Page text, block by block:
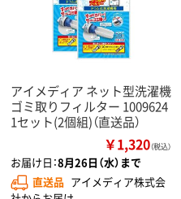
アイメディア ネット型洗濯機
ゴミ取りフィルター 1009624
1セット(2個組)（直送品）
￥1,320（税込）
お届け日：8月26日（水）まで
直送品 アイメディア株式会